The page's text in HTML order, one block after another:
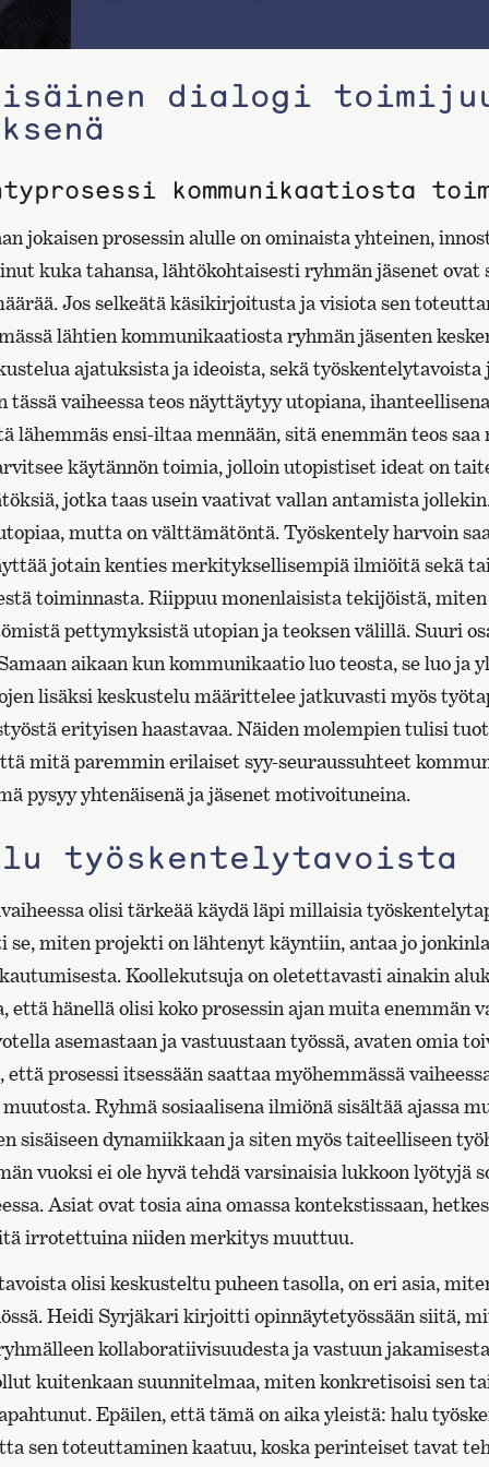
sisäinen dialogi
kommunikaatiosta
jokaisen prosessin alulle on ominaista yhteinen,
kuka tahansa, lähtökohtaisesti ryhmän jäsenet ovat
Jos selkeätä käsikirjoitusta ja visiota sen
lähtien kommunikaatiosta ryhmän jäsenten
ajatuksista ja ideoista, sekä
tässä vaiheessa teos näyttäytyy utopiana,
lähemmäs ensi-iltaa mennään, sitä enemmän teos
käytännön toimia, jolloin utopistiset ideat on
jotka taas usein vaativat vallan antamista
mutta on välttämätöntä. Työskentely harvoin
jotain kenties merkityksellisempiä ilmiöitä sekä
toiminnasta. Riippuu monenlaisista tekijöistä,
pettymyksistä utopian ja teoksen välillä. Suuri
aikaan kun kommunikaatio luo teosta, se luo ja
lisäksi keskustelu määrittelee jatkuvasti myös
erityisen haastavaa. Näiden molempien tulisi
mitä paremmin erilaiset syy-seuraussuhteet
pysyy yhtenäisenä ja jäsenet motivoituneina.
työskentelytavoista
olisi tärkeää käydä läpi millaisia
se, miten projekti on lähtenyt käyntiin, antaa jo
Koollekutsuja on oletettavasti ainakin
että hänellä olisi koko prosessin ajan muita enemmän
asemastaan ja vastuustaan työssä, avaten omia
että prosessi itsessään saattaa myöhemmässä
Ryhmä sosiaalisena ilmiönä sisältää ajassa
sisäiseen dynamiikkaan ja siten myös taiteelliseen
vuoksi ei ole hyvä tehdä varsinaisia lukkoon lyötyjä
Asiat ovat tosia aina omassa kontekstissaan,
irrotettuina niiden merkitys muuttuu.
olisi keskusteltu puheen tasolla, on eri asia,
Heidi Syrjäkari kirjoitti opinnäytetyössään siitä,
kollaboratiivisuudesta ja vastuun
kuitenkaan suunnitelmaa, miten konkretisoisi sen
Epäilen, että tämä on aika yleistä: halu
sen toteuttaminen kaatuu, koska perinteiset tavat